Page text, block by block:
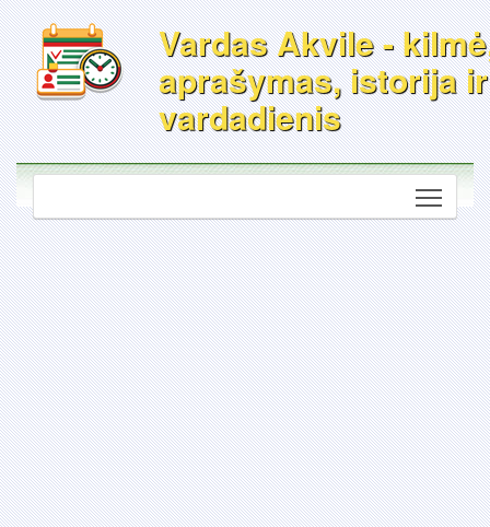
Vardas Akvile -
aprašymas, istorija ir
vardadienis